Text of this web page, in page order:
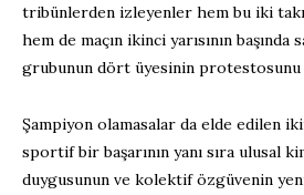
tribünlerden izleyenler hem bu iki
hem de maçın ikinci yarısının
grubunun dört üyesinin protestosunu
Şampiyon olamasalar da elde edilen
sportif bir başarının yanı sıra ulusal
duygusunun ve kolektif özgüvenin